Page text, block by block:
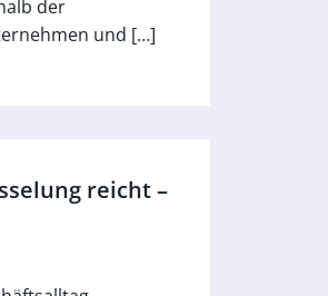
der
und […]
reicht –